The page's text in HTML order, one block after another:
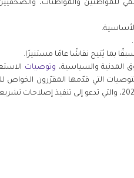
والمواطنات، والصحفيين،
بما يُتيح نقاشًا عامًا مستنيرًا.
المدنية والسياسية، وتوصيات
التي قدّمها المقرّرون الخواص
، عقب زيارتهم إلى الجزائر عام 2023، والتي تدعو إلى تنفيذ